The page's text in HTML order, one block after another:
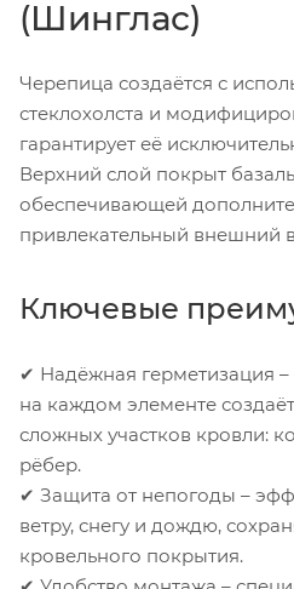
(Шинглас)
Черепица создаётся с
стеклохолста и
гарантирует её
Верхний слой покрыт
обеспечивающей
привлекательный внешний
Ключевые
✔ Надёжная герметизация
на каждом элементе
сложных участков кровли:
рёбер.
✔ Защита от непогоды –
ветру, снегу и дождю,
кровельного покрытия.